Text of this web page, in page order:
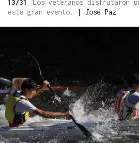
13/31
Los veteranos disfrutaron
este gran evento.
| José Paz